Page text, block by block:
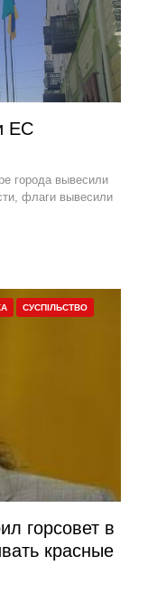
ЕС
города вывесили
флаги вывесили
СУСПІЛЬСТВО
горсовет в
красные